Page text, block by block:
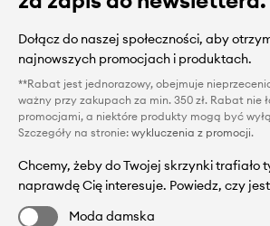
Dołącz do naszej społeczności, aby
najnowszych promocjach i produktach.
**Rabat jest jednorazowy, obejmuje
ważny przy zakupach za min. 350 zł. Rabat nie
promocjami, a niektóre produkty mogą być
Szczegóły na stronie: wykluczenia z promocji.
Chcemy, żeby do Twojej skrzynki trafiało
naprawdę Cię interesuje. Powiedz, czy
Moda damska